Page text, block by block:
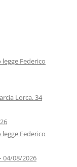
Federico
Lorca. 34
Federico
04/08/2026